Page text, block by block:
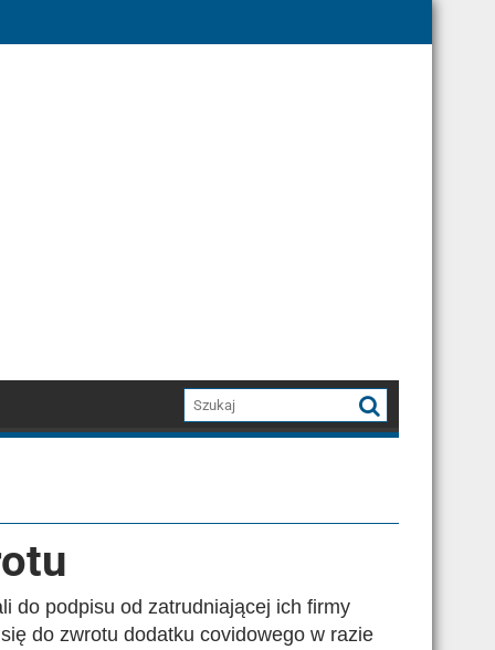
do podpisu od zatrudniającej ich firmy
do zwrotu dodatku covidowego w razie